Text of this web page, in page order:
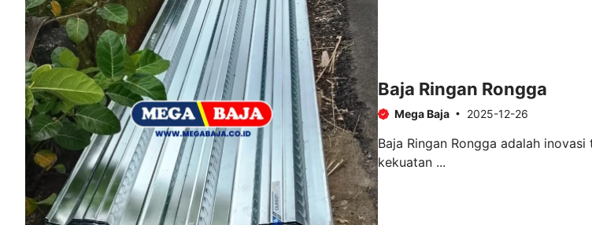
Baja Ringan Rongga
Mega Baja 2025-12-26
Baja Ringan Rongga adalah
kekuatan ...